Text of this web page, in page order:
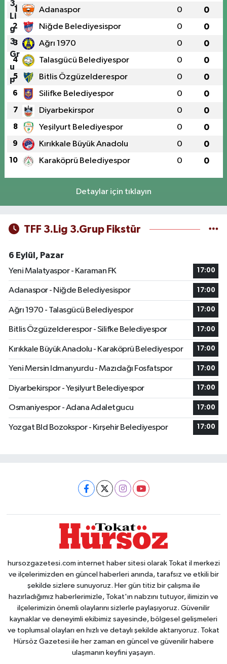
1 Adanaspor 0 0
2 Niğde Belediyesispor 0 0
3 Ağrı 1970 0 0
4 Talasgücü Belediyespor 0 0
5 Bitlis Özgüzelderespor 0 0
6 Silifke Belediyespor 0 0
7 Diyarbekirspor 0 0
8 Yeşilyurt Belediyespor 0 0
9 Kırıkkale Büyük Anadolu 0 0
10 Karaköprü Belediyespor 0 0
Detaylar için tıklayın
TFF 3.Lig 3.Grup Fikstür
6 Eylül, Pazar
Yeni Malatyaspor - Karaman FK
17:00
Adanaspor - Niğde Belediyesispor 17:00
Ağrı 1970 - Talasgücü Belediyespor 17:00
Bitlis Özgüzelderespor - Silifke Belediyespor 17:00
Kırıkkale Büyük Anadolu - Karaköprü Belediyespor 17:00
Yeni Mersin Idmanyurdu - Mazıdağı Fosfatspor 17:00
Diyarbekirspor - Yeşilyurt Belediyespor 17:00
Osmaniyespor - Adana Adaletgucu 17:00
Yozgat Bld Bozokspor - Kırşehir Belediyespor 17:00
hursozgazetesi.com internet haber sitesi olarak Tokat il merkezi
ve ilçelerimizden en güncel haberleri anında, tarafsız ve etkili bir
şekilde sizlere sunuyoruz. Her gün titiz bir çalışma ile
hazırladığımız haberlerimizle, Tokat'ın nabzını tutuyor, ilimizin ve
ilçelerimizin önemli olaylarını sizlerle paylaşıyoruz. Güvenilir
kaynaklar ve deneyimli ekibimiz sayesinde, bölgesel gelişmeleri
ve toplumsal olayları en hızlı ve detaylı şekilde aktarıyoruz. Tokat
Hürsöz Gazetesi ile her zaman en güncel ve güvenilir habere
ulaşmanın keyfini yaşayın.